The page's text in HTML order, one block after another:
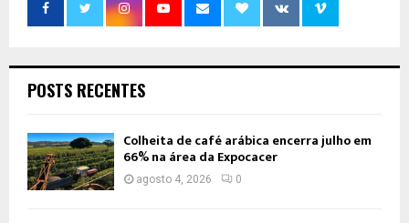
POSTS RECENTES
Colheita de café arábica encerra julho em
66% na área da Expocacer
agosto 4, 2026 0